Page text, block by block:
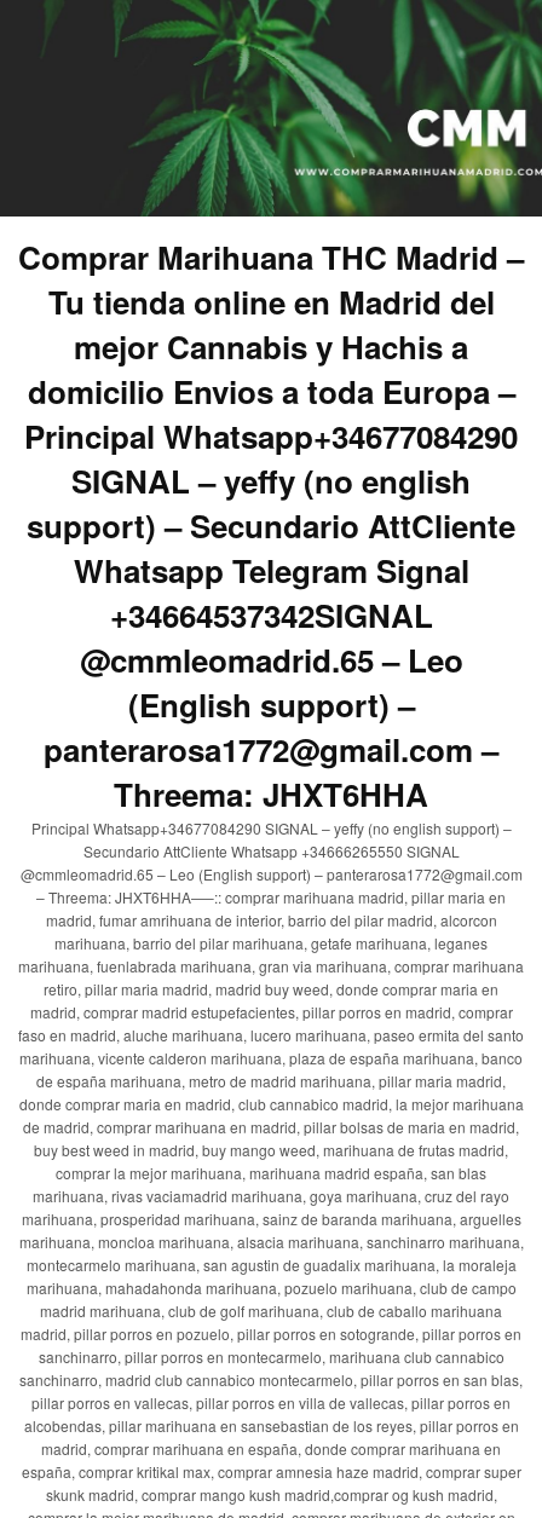
Comprar Marihuana THC Madrid –
Tu tienda online en Madrid del
mejor Cannabis y Hachis a
domicilio Envios a toda Europa –
Principal Whatsapp+34677084290
SIGNAL – yeffy (no english
support) – Secundario AttCliente
Whatsapp Telegram Signal
+34664537342SIGNAL
@cmmleomadrid.65 – Leo
(English support) –
panterarosa1772@gmail.com –
Threema: JHXT6HHA
Principal Whatsapp+34677084290 SIGNAL – yeffy (no english support) –
Secundario AttCliente Whatsapp +34666265550 SIGNAL
@cmmleomadrid.65 – Leo (English support) – panterarosa1772@gmail.com
– Threema: JHXT6HHA—–:: comprar marihuana madrid, pillar maria en
madrid, fumar amrihuana de interior, barrio del pilar madrid, alcorcon
marihuana, barrio del pilar marihuana, getafe marihuana, leganes
marihuana, fuenlabrada marihuana, gran via marihuana, comprar marihuana
retiro, pillar maria madrid, madrid buy weed, donde comprar maria en
madrid, comprar madrid estupefacientes, pillar porros en madrid, comprar
faso en madrid, aluche marihuana, lucero marihuana, paseo ermita del santo
marihuana, vicente calderon marihuana, plaza de españa marihuana, banco
de españa marihuana, metro de madrid marihuana, pillar maria madrid,
donde comprar maria en madrid, club cannabico madrid, la mejor marihuana
de madrid, comprar marihuana en madrid, pillar bolsas de maria en madrid,
buy best weed in madrid, buy mango weed, marihuana de frutas madrid,
comprar la mejor marihuana, marihuana madrid españa, san blas
marihuana, rivas vaciamadrid marihuana, goya marihuana, cruz del rayo
marihuana, prosperidad marihuana, sainz de baranda marihuana, arguelles
marihuana, moncloa marihuana, alsacia marihuana, sanchinarro marihuana,
montecarmelo marihuana, san agustin de guadalix marihuana, la moraleja
marihuana, mahadahonda marihuana, pozuelo marihuana, club de campo
madrid marihuana, club de golf marihuana, club de caballo marihuana
madrid, pillar porros en pozuelo, pillar porros en sotogrande, pillar porros en
sanchinarro, pillar porros en montecarmelo, marihuana club cannabico
sanchinarro, madrid club cannabico montecarmelo, pillar porros en san blas,
pillar porros en vallecas, pillar porros en villa de vallecas, pillar porros en
alcobendas, pillar marihuana en sansebastian de los reyes, pillar porros en
madrid, comprar marihuana en españa, donde comprar marihuana en
españa, comprar kritikal max, comprar amnesia haze madrid, comprar super
skunk madrid, comprar mango kush madrid,comprar og kush madrid,